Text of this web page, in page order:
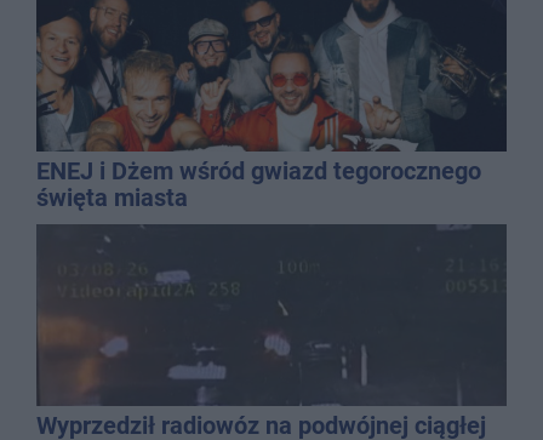
ENEJ i Dżem wśród gwiazd tegorocznego
święta miasta
Wyprzedził radiowóz na podwójnej ciągłej